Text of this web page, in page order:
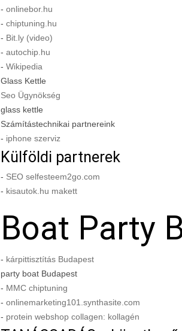
- onlinebor.hu
- chiptuning.hu
- Bit.ly (video)
- autochip.hu
- Wikipedia
Glass Kettle
Seo Ügynökség
glass kettle
Számítástechnikai partnereink
- iphone szerviz
Külföldi partnerek
- SEO selfesteem2go.com
- kisautok.hu makett
Boat Party
- kárpittisztítás Budapest
party boat Budapest
- MMC chiptuning
- onlinemarketing101.synthasite.com
- protein webshop collagen: kollagén